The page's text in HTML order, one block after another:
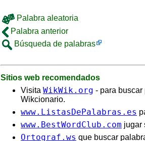
Palabra aleatoria
Palabra anterior
Búsqueda de palabras
Sitios web recomendados
Visita WikWik.org - para
Wikcionario.
www.ListasDePalabras.es
www.BestWordClub.com jugar
Ortograf.ws que buscar